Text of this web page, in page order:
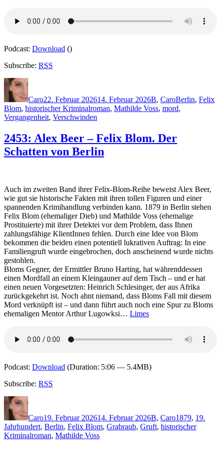
Podcast: Download ()
Subscribe: RSS
Autor
Caro22. Februar 202614. Februar 2026B, CaroBerlin, Felix
Blom, historischer Kriminalroman, Mathilde Voss, mord,
Vergangenheit, Verschwinden
2453: Alex Beer – Felix Blom. Der
Schatten von Berlin
Auch im zweiten Band ihrer Felix-Blom-Reihe beweist Alex Beer,
wie gut sie historische Fakten mit ihren tollen Figuren und einer
spannenden Krimihandlung verbinden kann. 1879 in Berlin stehen
Felix Blom (ehemaliger Dieb) und Mathilde Voss (ehemalige
Prostituierte) mit ihrer Detektei vor dem Problem, dass Ihnen
zahlungsfähige KlientInnen fehlen. Durch eine Idee von Blom
bekommen die beiden einen potentiell lukrativen Auftrag: In eine
Familiengruft wurde eingebrochen, doch anscheinend wurde nichts
gestohlen.
Bloms Gegner, der Ermittler Bruno Harting, hat währenddessen
einen Mordfall an einem Kleingauner auf dem Tisch – und er hat
einen neuen Vorgesetzten: Heinrich Schlesinger, der aus Afrika
zurückgekehrt ist. Noch ahnt niemand, dass Bloms Fall mit diesem
Mord verknüpft ist – und dann führt auch noch eine Spur zu Bloms
ehemaligen Mentor Arthur Lugowksi… Limes
Podcast: Download (Duration: 5:06 — 5.4MB)
Subscribe: RSS
Autor
Caro19. Februar 202614. Februar 2026B, Caro1879, 19.
Jahrhundert, Berlin, Felix Blom, Grabraub, Gruft, historischer
Kriminalroman, Mathilde Voss